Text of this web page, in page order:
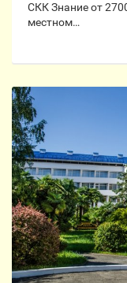
СКК Знание от
местном…